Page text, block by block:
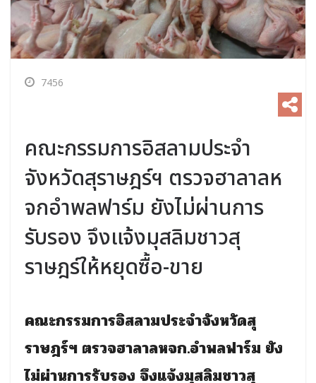
7456
คณะกรรมการอิสลามประจำ
จังหวัดสุราษฎร์ฯ ตรวจฮาลาลห
จกอำพลฟาร์ม ยังไม่ผ่านการ
รับรอง จึงแจ้งมุสลิมชาวสุ
ราษฎร์ให้หยุดซื้อ-ขาย
คณะกรรมการอิสลามประจำจังหวัดสุ
ราษฎร์ฯ ตรวจฮาลาลหจก.อำพลฟาร์ม ยัง
ไม่ผ่านการรับรอง จึงแจ้งมุสลิมชาวสุ